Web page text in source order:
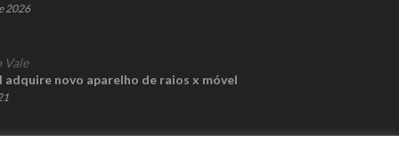
2026
Vale
adquire novo aparelho de raios x móvel